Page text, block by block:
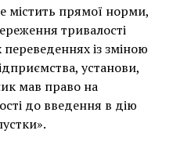
містить прямої норми,
тривалості
із зміною
установи,
мав право на
до введення в дію